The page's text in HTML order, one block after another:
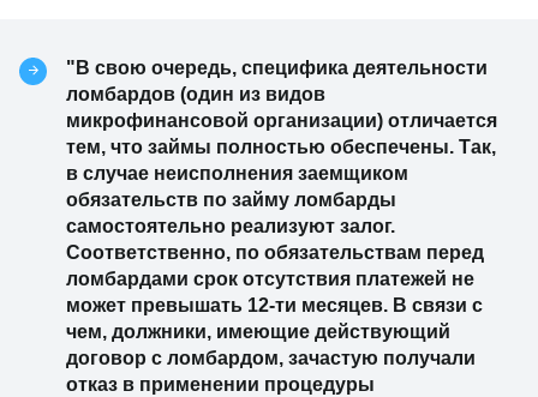
"В свою очередь, специфика деятельности
ломбардов (один из видов
микрофинансовой организации) отличается
тем, что займы полностью обеспечены. Так,
в случае неисполнения заемщиком
обязательств по займу ломбарды
самостоятельно реализуют залог.
Соответственно, по обязательствам перед
ломбардами срок отсутствия платежей не
может превышать 12-ти месяцев. В связи с
чем, должники, имеющие действующий
договор с ломбардом, зачастую получали
отказ в применении процедуры